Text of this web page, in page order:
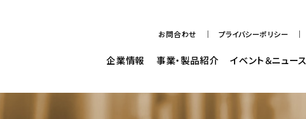
お問合わせ プライバシーポリシー
企業情報 事業・製品紹介 イベント＆ニュース